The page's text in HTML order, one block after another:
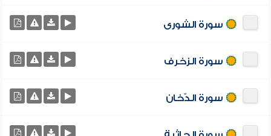
سورة الشورى
سورة الزخرف
سورة الدّخان